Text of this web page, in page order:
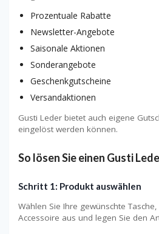
Prozentuale Rabatte
Newsletter-Angebote
Saisonale Aktionen
Sonderangebote
Geschenkgutscheine
Versandaktionen
Gusti Leder bietet auch eigene
eingelöst werden können.
So lösen Sie einen Gusti
Schritt 1: Produkt auswählen
Wählen Sie Ihre gewünschte
Accessoire aus und legen Sie den